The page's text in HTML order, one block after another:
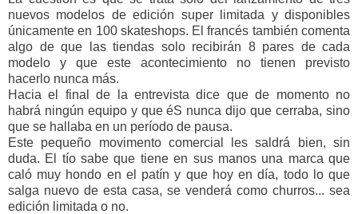
nuevos modelos de edición super limitada y disponibles
únicamente en 100 skateshops. El francés también comenta
algo de que las tiendas solo recibirán 8 pares de cada
modelo y que este acontecimiento no tienen previsto
hacerlo nunca más.
Hacia el final de la entrevista dice que de momento no
habrá ningún equipo y que éS nunca dijo que cerraba, sino
que se hallaba en un período de pausa.
Este pequeño movimento comercial les saldrá bien, sin
duda. El tío sabe que tiene en sus manos una marca que
caló muy hondo en el patín y que hoy en día, todo lo que
salga nuevo de esta casa, se venderá como churros... sea
edición limitada o no.